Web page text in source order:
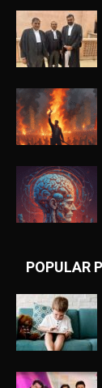
POPULAR